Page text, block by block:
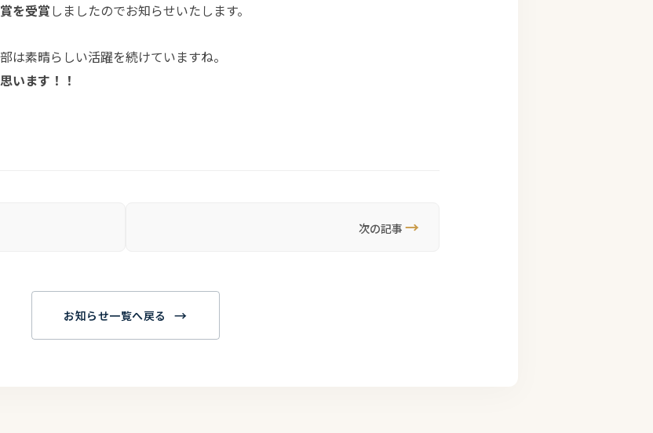
を受賞 しましたのでお知らせいたします。
は素晴らしい活躍を続けていますね。
います！！
次の記事 →
お知らせ一覧へ戻る →